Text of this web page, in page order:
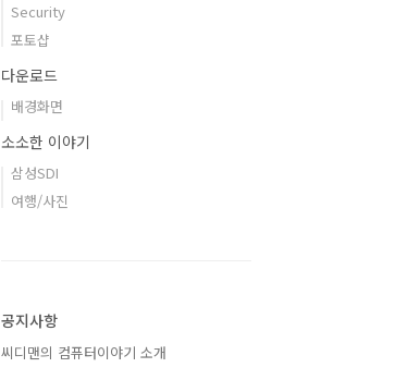
Security
포토샵
다운로드
배경화면
소소한 이야기
삼성SDI
여행/사진
공지사항
씨디맨의 컴퓨터이야기 소개